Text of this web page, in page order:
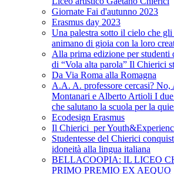
Giornate Fai d'autunno 2023
Erasmus day 2023
Una palestra sotto il cielo che
animano di gioia con la loro
Alla prima edizione per studenti
di “Vola alta parola” Il Chierici
Da Via Roma alla Romagna
A.A. A. professore cercasi? No,
Montanari e Alberto Artioli I
che salutano la scuola per la
Ecodesign Erasmus
Il Chierici per
Studentesse del Chierici
idoneità alla lingua italiana
BELLACOOPIA: IL LICEO
PRIMO PREMIO EX AEQUO